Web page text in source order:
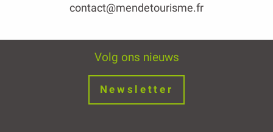
contact@mendetourisme.fr
Volg ons nieuws
Newsletter